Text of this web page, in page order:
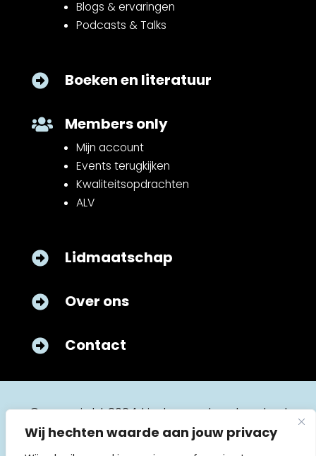
Wij hechten waarde aan jouw privacy
Blogs & ervaringen
Podcasts & Talks
 Boeken en literatuur
 Members only
Mijn account
Events terugkijken
Kwaliteitsopdrachten
ALV
 Lidmaatschap
 Over ons
 Contact
© copyright 2024 kinderverpleegkunde.nl